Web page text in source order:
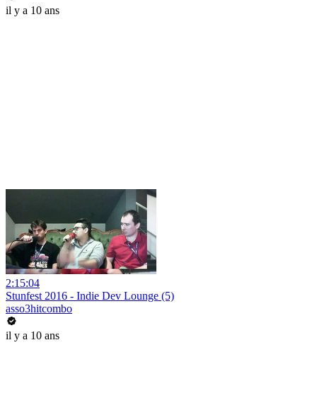
il y a 10 ans
2:15:04
Stunfest 2016 - Indie Dev Lounge (5)
asso3hitcombo
il y a 10 ans